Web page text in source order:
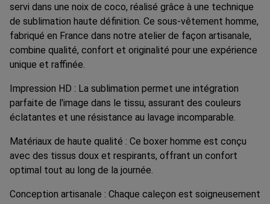
servi dans une noix de coco, réalisé grâce à une technique
de sublimation haute définition. Ce sous-vêtement homme,
fabriqué en France dans notre atelier de façon artisanale,
combine qualité, confort et originalité pour une expérience
unique et raffinée.
Impression HD : La sublimation permet une intégration
parfaite de l'image dans le tissu, assurant des couleurs
éclatantes et une résistance au lavage incomparable.
Matériaux de haute qualité : Ce boxer homme est conçu
avec des tissus doux et respirants, offrant un confort
optimal tout au long de la journée.
Conception artisanale : Chaque caleçon est soigneusement